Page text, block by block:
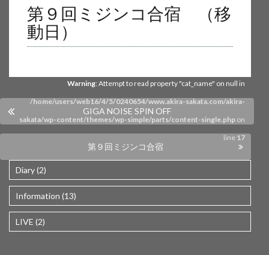
/home/users/web16/4/5/0240654/www.akira-sakata.com/akira-
sakata/wp-content/themes/wp-simple/parts/content-single.php
line
Warning: Attempt to read property "cat_name" on null in
/home/users/web16/4/5/0240654/www.akira-sakata.com/akira-
sakata/wp-content/themes/wp-simple/parts/content-single.php on
line 17
第９回ミジンコ合宿 （移
動日）
GIGA NOISE SPIN OFF
第９回ミジンコ合宿
Diary (2)
Information (13)
LIVE (2)